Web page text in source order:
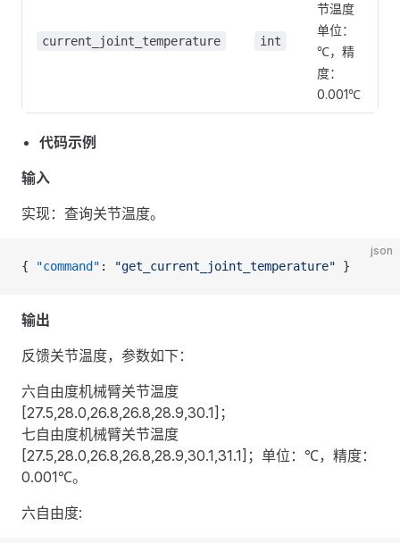
current_joint_temperature int
节温度
单位：
℃，精
度：
0.001℃
代码示例
输入
实现：查询关节温度。
json
{ "command" : "get_current_joint_temperature" }
输出
反馈关节温度，参数如下：
六自由度机械臂关节温度
[27.5,28.0,26.8,26.8,28.9,30.1]；
七自由度机械臂关节温度
[27.5,28.0,26.8,26.8,28.9,30.1,31.1]；单位：℃，精度：
0.001℃。
六自由度: